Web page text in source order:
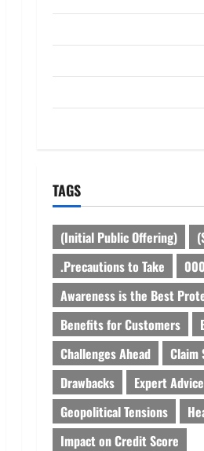
TAGS
(Initial Public Offering)
.Precautions to Take
000
Awareness is the Best
Benefits for Customers
Challenges Ahead
Claim
Drawbacks
Expert Advice
Geopolitical Tensions
Impact on Credit Score